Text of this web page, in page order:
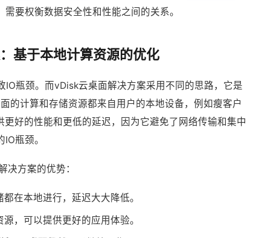
要权衡数据安全性和性能之间的关系。
基于本地计算资源的优化
瓶颈。而vDisk云桌面解决方案采用不同的思路，它是
的计算和存储资源都来自用户的本地设备，例如瘦客户
好的性能和更低的延迟，因为它避免了网络传输和集中
IO瓶颈。
决方案的优势：
在本地进行，延迟大大降低。
，可以提供更好的应用体验。